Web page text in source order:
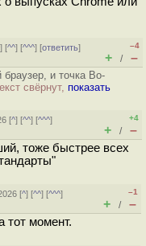
] [^^] [^^^] [ответить]
–4
+ / –
и точка Во-
свёрнут, показать
[^] [^^] [^^^]
+4
+ / –
тоже быстрее всех
[^] [^^] [^^^]
–1
+ / –
момент.